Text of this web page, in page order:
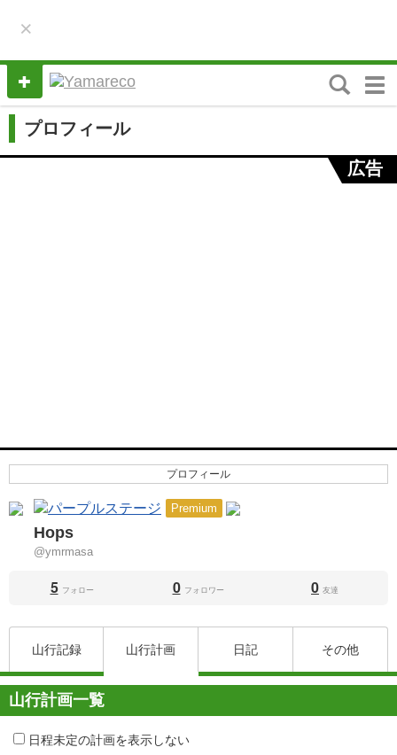
×
M
e
プロフィール
広告
プロフィール
Premium
Hops
@ymrmasa
5 フォロー 0 フォロワー 0 友達
山行記録 山行計画 日記 その他
山行計画一覧
日程未定の計画を表示しない